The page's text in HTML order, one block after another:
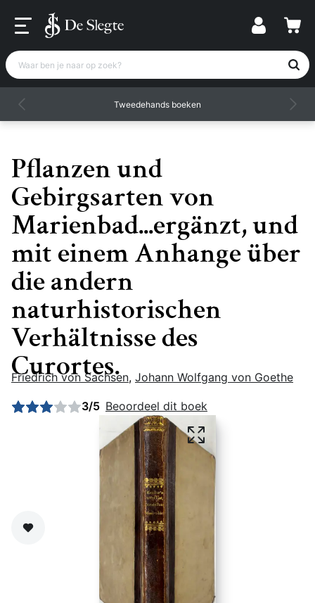
Waar ben je naar op zoek?
Tweedehands boeken
Pflanzen und
Gebirgsarten von
Marienbad...ergänzt, und
mit einem Anhange über
die andern
naturhistorischen
Verhältnisse des
Curortes.
Friedrich von Sachsen, Johann Wolfgang von Goethe
Gemiddelde beoordeling: 3 uit 5
3/5 Beoordeel dit boek